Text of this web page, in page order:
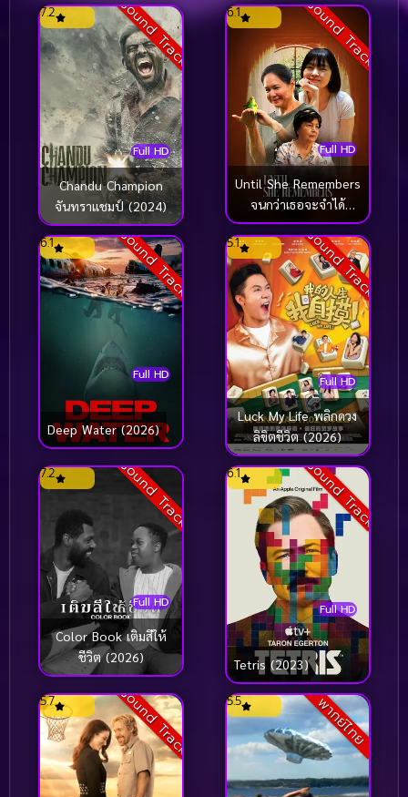
เดอะ คริสโตเฟอร์ รีฟ ส
ตอรี่ (2024)
Sound Track
Full HD
7.2
Chandu Champion
จันทราแชมป์ (2024)
Sound Track
Full HD
6.1
Until She Remembers
จนกว่าเธอจะจําได้
(2026)
Sound Track
Full HD
6.1
Deep Water (2026)
Sound Track
Full HD
5.1
Luck My Life พลิกดวง
ลิขิตชีวิต (2026)
Sound Track
Full HD
7.2
Color Book เติมสีให้
ชีวิต (2026)
Sound Track
Full HD
6.1
Tetris (2023)
Sound Track
5.7 พากย์ไทย
5.5